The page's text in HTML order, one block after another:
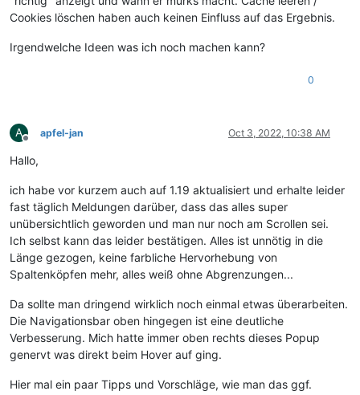
Cookies löschen haben auch keinen Einfluss auf das Ergebnis.
Irgendwelche Ideen was ich noch machen kann?
0
A
Offline
apfel-jan Oct 3, 2022, 10:38 AM
Hallo,
ich habe vor kurzem auch auf 1.19 aktualisiert und erhalte leider
fast täglich Meldungen darüber, dass das alles super
unübersichtlich geworden und man nur noch am Scrollen sei.
Ich selbst kann das leider bestätigen. Alles ist unnötig in die
Länge gezogen, keine farbliche Hervorhebung von
Spaltenköpfen mehr, alles weiß ohne Abgrenzungen...
Da sollte man dringend wirklich noch einmal etwas überarbeiten.
Die Navigationsbar oben hingegen ist eine deutliche
Verbesserung. Mich hatte immer oben rechts dieses Popup
genervt was direkt beim Hover auf ging.
Hier mal ein paar Tipps und Vorschläge, wie man das ggf.